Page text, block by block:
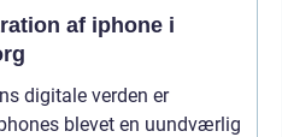
af iphone i
digitale verden er
blevet en uundværlig